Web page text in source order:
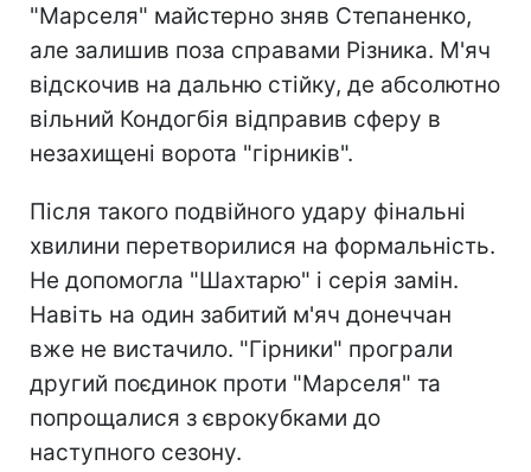
"Марселя" майстерно зняв Степаненко,
але залишив поза справами Різника. М'яч
відскочив на дальню стійку, де абсолютно
вільний Кондогбія відправив сферу в
незахищені ворота "гірників".
Після такого подвійного удару фінальні
хвилини перетворилися на формальність.
Не допомогла "Шахтарю" і серія замін.
Навіть на один забитий м'яч донеччан
вже не вистачило. "Гірники" програли
другий поєдинок проти "Марселя" та
попрощалися з єврокубками до
наступного сезону.